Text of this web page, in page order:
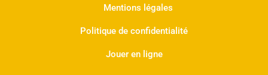
Mentions légales
Politique de confidentialité
Jouer en ligne